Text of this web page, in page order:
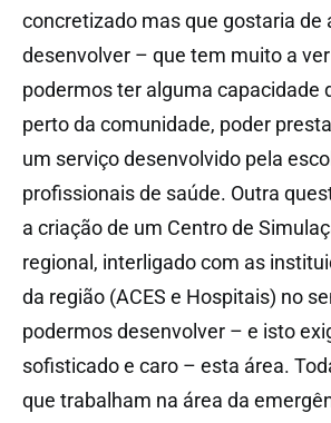
concretizado mas que gostaria de
desenvolver – que tem muito a
podermos ter alguma capacidade
perto da comunidade, poder
um serviço desenvolvido pela
profissionais de saúde. Outra
a criação de um Centro de
regional, interligado com as
da região (ACES e Hospitais) no
podermos desenvolver – e isto
sofisticado e caro – esta área.
que trabalham na área da